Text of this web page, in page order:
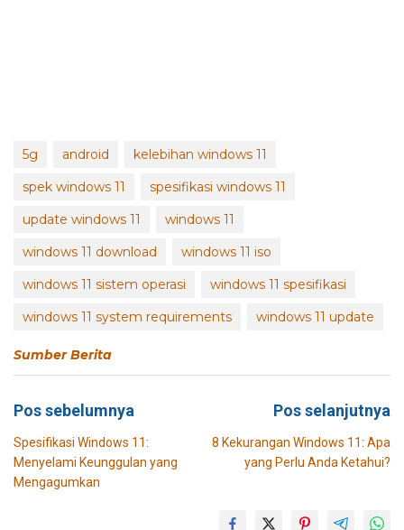
5g android
kelebihan windows 11
spek windows 11
spesifikasi windows 11
update windows 11
windows 11
windows 11 download
windows 11 iso
windows 11 sistem operasi
windows 11 spesifikasi
windows 11 system requirements
windows 11 update
Sumber Berita
pos
Pos sebelumnya
Spesifikasi Windows 11:
Menyelami Keunggulan yang
Mengagumkan
Pos selanjutnya
8 Kekurangan Windows 11: Apa
yang Perlu Anda Ketahui?